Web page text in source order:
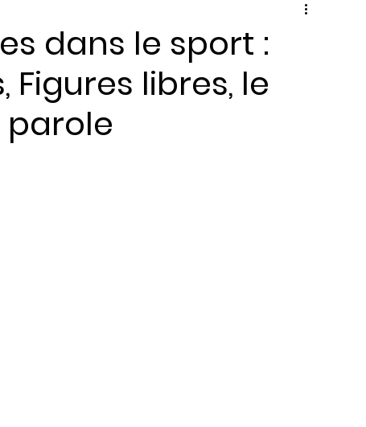
dans le sport :
Figures libres, le
parole